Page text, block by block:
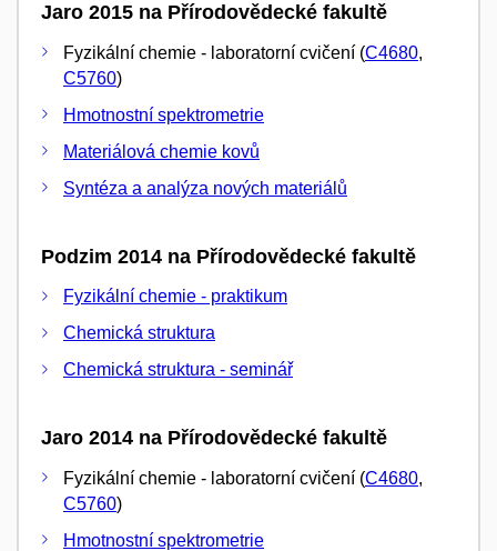
Jaro 2015 na Přírodovědecké fakultě
Fyzikální chemie - laboratorní cvičení (C4680,
C5760)
Hmotnostní spektrometrie
Materiálová chemie kovů
Syntéza a analýza nových materiálů
Podzim 2014 na Přírodovědecké fakultě
Fyzikální chemie - praktikum
Chemická struktura
Chemická struktura - seminář
Jaro 2014 na Přírodovědecké fakultě
Fyzikální chemie - laboratorní cvičení (C4680,
C5760)
Hmotnostní spektrometrie